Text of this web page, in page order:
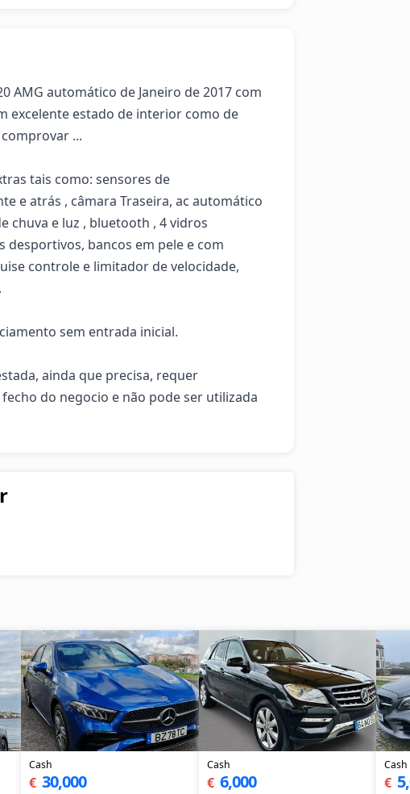
AMG automático de Janeiro de 2017 com
excelente estado de interior como de
...
tais como: sensores de
e atrás , câmara Traseira, ac automático
chuva e luz , bluetooth , 4 vidros
desportivos, bancos em pele e com
controle e limitador de velocidade,
sem entrada inicial.
ainda que precisa, requer
do negocio e não pode ser utilizada
Cash
€ 30,000
Cash
€ 6,000
Cash
€